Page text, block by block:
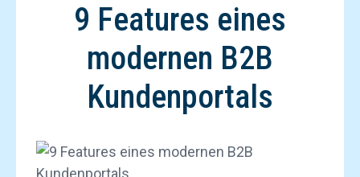
9 Features eines
modernen B2B
Kundenportals